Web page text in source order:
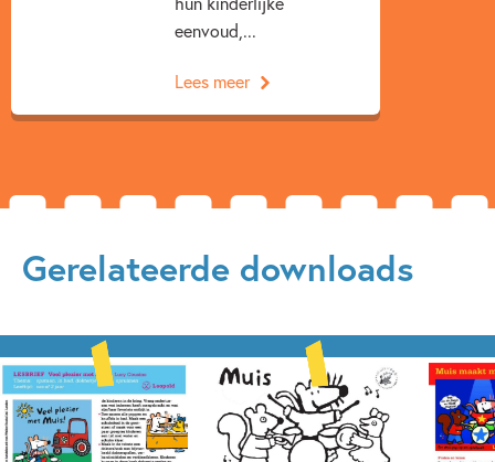
eenvoud,...
Lees meer
Gerelateerde downloads